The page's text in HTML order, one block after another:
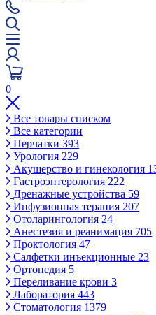
0
Все товары списком
Все категории
Перчатки 393
Урология 229
Акушерство и гинекология
Гастроэнтерология 222
Дренажные устройства 59
Инфузионная терапия 207
Отоларингология 24
Анестезия и реанимация 705
Проктология 47
Салфетки инъекционные 23
Ортопедия 5
Переливание крови 3
Лаборатория 443
Стоматология 1379